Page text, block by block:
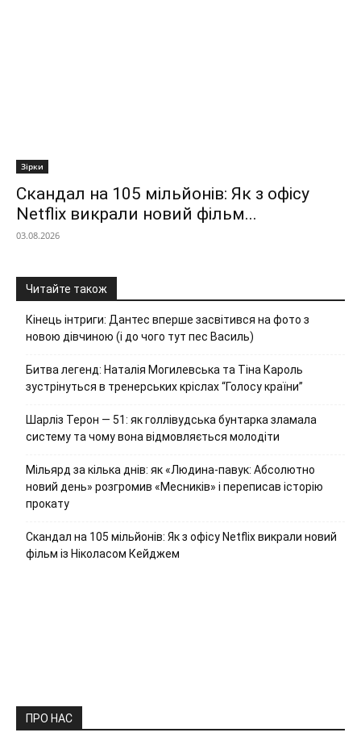
Зірки
Скандал на 105 мільйонів: Як з офісу
Netflix викрали новий фільм...
03.08.2026
Читайте також
Кінець інтриги: Дантес вперше засвітився на фото з
новою дівчиною (і до чого тут пес Василь)
Битва легенд: Наталія Могилевська та Тіна Кароль
зустрінуться в тренерських кріслах “Голосу країни”
Шарліз Терон — 51: як голлівудська бунтарка зламала
систему та чому вона відмовляється молодіти
Мільярд за кілька днів: як «Людина-павук: Абсолютно
новий день» розгромив «Месників» і переписав історію
прокату
Скандал на 105 мільйонів: Як з офісу Netflix викрали новий
фільм із Ніколасом Кейджем
ПРО НАС